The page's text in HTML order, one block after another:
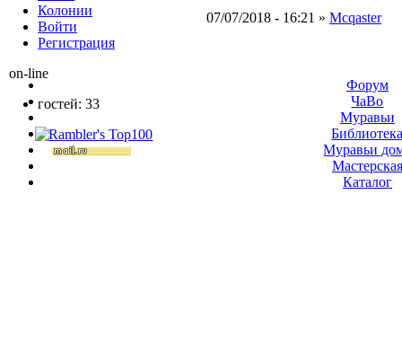
07/07/2018 - 16:21 » Mcqaster
Колонии
Войти
Peгиcтpaция
on-line
гостей: 33
Форум
ЧаВо
Муравьи
Муравьи
Мастерская
Каталог